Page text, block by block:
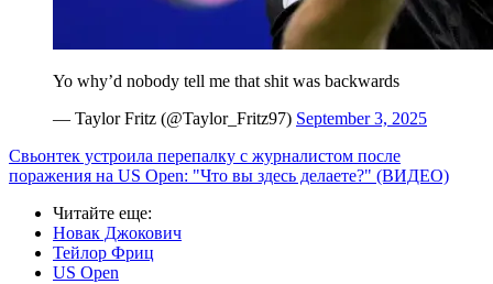
Yo why’d nobody tell me that shit was backwards
— Taylor Fritz (@Taylor_Fritz97) September 3, 2025
Свьонтек устроила перепалку с журналистом после
поражения на US Open: "Что вы здесь делаете?" (ВИДЕО)
Читайте еще:
Новак Джокович
Тейлор Фриц
US Open